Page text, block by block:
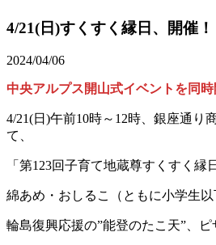
4/21(日)すくすく縁日、開催！
2024/04/06
中央アルプス開山式イベントを同
4/21(日)午前10時～12時、銀座通り
て、
「第123回子育て地蔵尊すくすく縁
綿あめ・おしるこ（ともに小学生以
輪島復興応援の”能登のたこ天”、